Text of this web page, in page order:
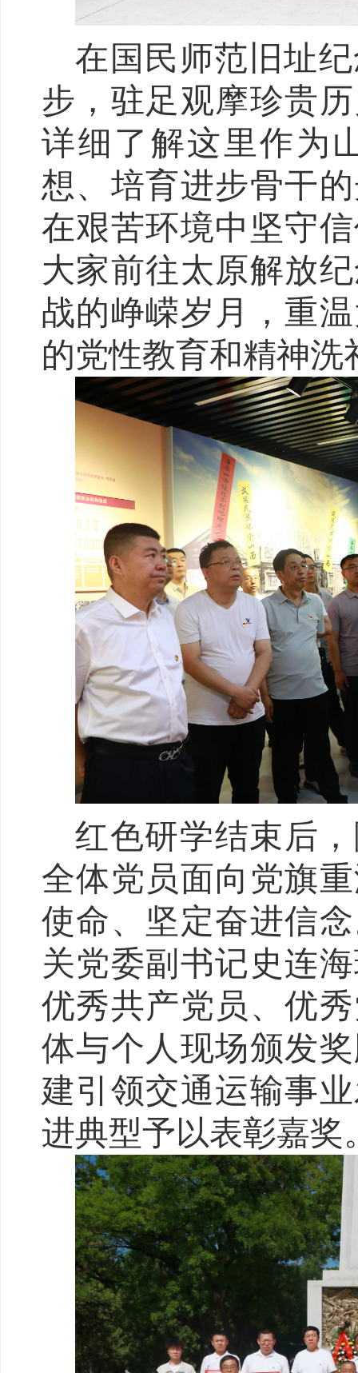
在国民师范旧址
步，驻足观摩珍贵
详细了解这里作为
想、培育进步骨干
在艰苦环境中坚守
大家前往太原解放
战的峥嵘岁月，重
的党性教育和精神洗
红色研学结束后
全体党员面向党旗
使命、坚定奋进信
关党委副书记史连
优秀共产党员、优
体与个人现场颁发
建引领交通运输事
进典型予以表彰嘉奖